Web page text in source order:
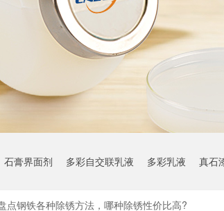
石膏界面剂 多彩自交联乳液 多彩乳液 真石
点钢铁各种除锈方法，哪种除锈性价比高?